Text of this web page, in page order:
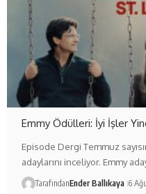
Emmy Ödülleri: İyi İşler
Episode Dergi Temmuz
adaylarını inceliyor. Emmy
TarafındanEnder Ballıkaya 6